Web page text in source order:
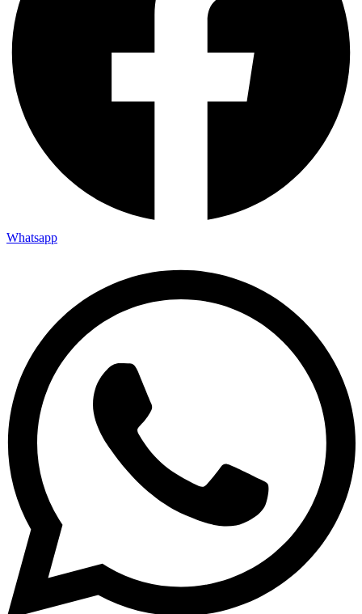
Whatsapp